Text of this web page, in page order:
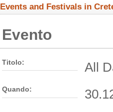
Events and Festivals in
Evento
Titolo: All
Quando: